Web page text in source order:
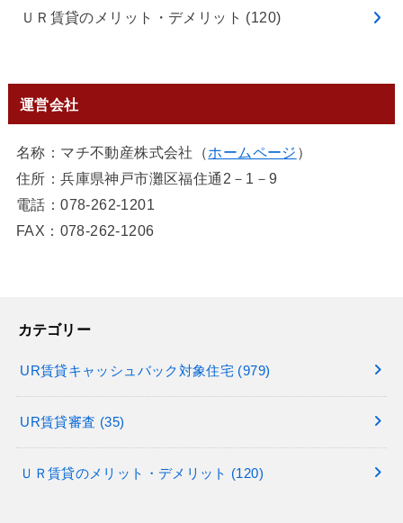
ＵＲ賃貸のメリット・デメリット (120)
運営会社
名称：マチ不動産株式会社（ホームページ ）
住所：兵庫県神戸市灘区福住通2－1－9
電話：078-262-1201
FAX：078-262-1206
カテゴリー
UR賃貸キャッシュバック対象住宅 (979)
UR賃貸審査 (35)
ＵＲ賃貸のメリット・デメリット (120)